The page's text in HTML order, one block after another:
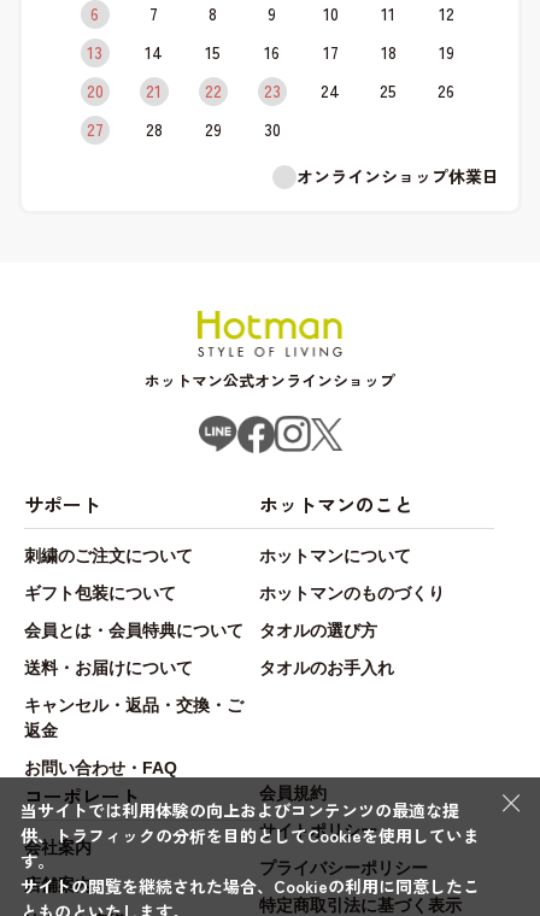
6
7 8 9 10 11
12
13
14 15 16 17 18
19
20
21 22 23 24 25
26
27
28 29
30
オンラインショップ休業日
ホットマン公式オンラインショップ
サポート
刺繍のご注文について
ギフト包装について
会員とは・会員特典について
送料・お届けについて
キャンセル・返品・交換・ご
返金
お問い合わせ・FAQ
ホットマンのこと
ホットマンについて
ホットマンのものづくり
タオルの選び方
タオルのお手入れ
コーポレート
会社案内
店舗案内
会員規約
サイトポリシー
プライバシーポリシー
特定商取引法に基づく表示
×
当サイトでは利用体験の向上およびコンテンツの最適な提
供、トラフィックの分析を目的としてCookieを使用していま
す。
サイトの閲覧を継続された場合、Cookieの利用に同意したこ